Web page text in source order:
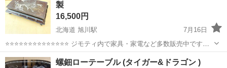
製
16,500円
北海道 旭川駅
7月16日
⭐⭐⭐⭐⭐⭐⭐⭐⭐⭐⭐⭐⭐⭐ ジモティ内で家具・家電など多数販売中です
⭐⭐⭐⭐⭐⭐⭐⭐⭐⭐⭐⭐⭐⭐ 【商品説明】 幅70cm×奥行40cm×高20cm 中古
品の為、キズ、汚れ等ありますが、 ...
北海道 旭川市 その他 螺鈿
螺鈿ローテーブル (タイガー&ドラゴン )